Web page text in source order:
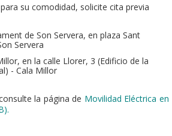
su comodidad, solicite cita previa
de Son Servera, en plaza Sant
Servera
en la calle Llorer, 3 (Edificio de la
- Cala Millor
la página de Movilidad Eléctrica en